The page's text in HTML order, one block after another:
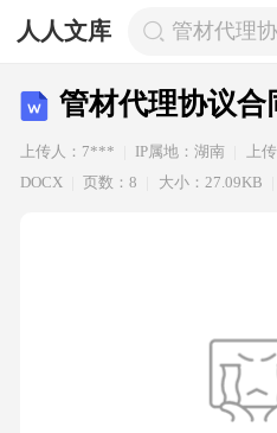
人人文库 管材代理
管材代理协议合
上传人：7*** IP属地：湖南 上
DOCX
页数：8 大小：27.09KB